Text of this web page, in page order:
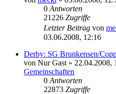
0 Antworten
21226 Zugriffe
Letzter Beitrag von
03.06.2008, 12:16
Derby: SG Brunkensen/
von Nur Gast » 22.04.2008,
Gemeinschaften
0 Antworten
22873 Zugriffe